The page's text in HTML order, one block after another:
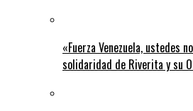
«Fuerza Venezuela, ustedes
solidaridad de Riverita y su